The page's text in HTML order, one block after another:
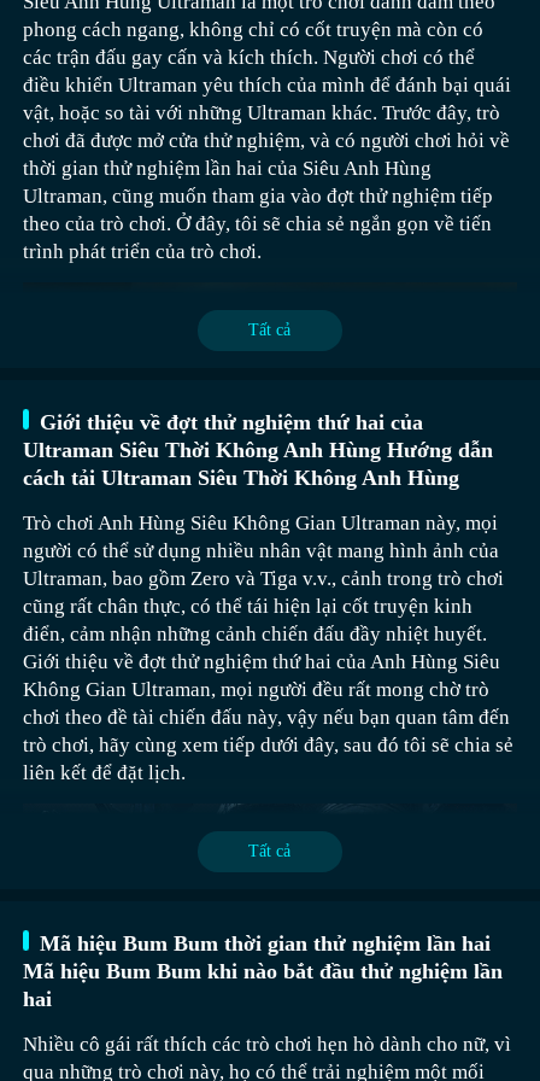
lá chắn; Leryn cũng di chuyển chậm, nhưng bền bỉ và
kiểm soát tốt, có thể chịu đựng nhiều sát thương, kỹ năng
cuối cùng rất hiệu quả đối với những con quái vật lớn;
Onagro có tốc độ di chuyển không cao, nhưng sức tấn
công tốt, kỹ năng cuối cùng có sát thương cao và thời
gian hồi chiêu ngắn, có thể bù đắp cho sát thương gây ra.
Vesper + Grimson
Vesper chuyên về tấn công từ xa, khả năng tấn công từ xa
của anh ta rất mạnh, hiệu quả trong việc dọn dẹp quân
địch nhỏ, nhưng nhược điểm là chỉ số cơ bản thấp, khả
năng duy trì sát thương không đủ; Grimson có sức tấn
công vừa phải, rất tốt khi đối mặt với quái nhỏ, sau khi
biến đổi sẽ nhận được sát thương cao và khả năng hồi
máu tốt, nhưng khi đối mặt với quái lớn, nhược điểm trở
nên rõ ràng, tổng thể tính ổn định của sát thương không
cao.
Trong thực tế, để phát huy tối đa ưu điểm của Đội Pháo
Binh, bạn có thể kết hợp với tháp phòng thủ như Súng
Thần Công Ba Nòng, Pháp Sư Tử Thần, hoặc các anh
hùng như Karathos hoặc Bohnhardt. Chọn Súng Thần
Công Ba Nòng nhằm tận dụng sức mạnh tấn công diện
Tử Thần, sử dụng quân骷髅兵一起拦截敌人，死灵法师
拦截敌人后，炮兵小队可以持续提供范围伤害。拉托或
相信大家现在已经比较清楚王国保卫战5炮兵小队强度
怎么样了吧，只要大家能够搭配好合适的防御塔和英
雄，炮兵小队所造成的群体输出绝对非常出色。这是在
很多关卡中帮助大家快速清兵的强势防御塔，一定要重
点利用起来。
Trong thực tế, để phát huy tối đa ưu điểm của Đội Pháo
Binh, bạn có thể kết hợp với tháp phòng thủ như Súng
hùng như Karathos hoặc Bohnhardt. Chọn Súng Thần
Công Ba Nòng nhằm tận dụng sức mạnh tấn công diện
rộng của nó, giúp dọn dẹp quái vật. Kết hợp với Pháp Sư
Tử Thần, sử dụng quân bộ xương do Pháp Sư Tử Thần
triệu hồi để chặn kẻ địch, sau đó Đội Pháo Binh có thể
cung cấp liên tục sát thương diện rộng. Karathos hoặc
Số lượng thành viên có thể điều chỉnh trong Đội Pháo
Binh là nhiều nhất, cho phép họ phát huy tác dụng phòng
thù. Khi các thành viên Đội Pháo Binh đạt cấp độ tối đa,
cả trong chiến đấu cận chiến và xa, DPS đều trên 21, mức
độ gây sát thương gần bằng với Cung Thủ Hoàng Gia,
khả năng chặn kẻ thù cũng ở mức trung bình, nhưng có
thể cải thiện thông qua việc nâng cấp kỹ năng chặn,
mang lại trải nghiệm về cường độ sát thương tốt hơn.
khả năng hỗ trợ của họ cũng rất mạnh, đây là kỹ năng bị
động. Kỹ năng mở rộng đội hình cho phép tăng số lượng
thành viên trong Đội Pháo Binh, là kỹ năng cốt lõi, người
chỉ cần bắn một quả đạn nổ có thể gây sát thương trong
Niru, như một người bảo vệ rừng, bao quanh bởi hơi thở
tự nhiên, hệ thống kỹ năng của cô深度融合了草木与元素
的力量，召唤出的小精灵如同森林的使者，在战场上灵
活穿梭攻击敌人，释放的毒素能悄无声息地侵蚀小股敌
军的生命力，自身周围掀起的小龙卷，既能对靠近的敌
体，绿色火焰的灼烧效果则能对范围内的敌人形成持续
压制，而树根缠绕技能不仅能减缓敌人的推进速度，还
中寸步难行。
Niru, như một người bảo vệ rừng, bao quanh bởi hơi thở
tự nhiên, hệ thống kỹ năng của cô sâu sắc kết hợp sức
mạnh của cây cỏ và nguyên tố, triệu hồi ra những tinh
linh nhỏ như sứ giả của rừng, di chuyển linh hoạt trên
chiến trường tấn công kẻ địch. Độc tố mà cô giải phóng
có thể âm thầm xâm nhập vào sinh lực của quân địch, lốc
xoáy nhỏ xung quanh cơ thể cô không chỉ gây sát thương
liên tục cho kẻ địch gần kề, mà còn giúp cô hồi phục
máu, thực hiện cả tấn công lẫn phòng thủ. Hiệu ứng thiêu
đốt của ngọn lửa xanh có thể ức chế liên tục kẻ địch trong
phạm vi, trong khi kỹ năng rễ cây quấn có thể làm chậm
tốc độ tiến quân của kẻ địch, đồng thời gây thêm sát
thương thông qua việc co rút dây leo, khiến quân địch
khó khăn trong việc di chuyển dưới sự ràng buộc của
phong cách ngang, không chỉ có cốt truyện mà còn có
các trận đấu gay cấn và kích thích. Người chơi có thể
điều khiển Ultraman yêu thích của mình để đánh bại quái
vật, hoặc so tài với những Ultraman khác. Trước đây, trò
chơi đã được mở cửa thử nghiệm, và có người chơi hỏi về
thời gian thử nghiệm lần hai của Siêu Anh Hùng
Ultraman, cũng muốn tham gia vào đợt thử nghiệm tiếp
theo của trò chơi. Ở đây, tôi sẽ chia sẻ ngắn gọn về tiến
trình phát triển của trò chơi.
【Ultraman: Siêu Anh Hùng】Đặt trước/tải xuống phiên
bản mới nhất
》》》》》#Ultraman: Siêu Anh Hùng#《《《《《
Thực tế, mọi người không cần phải quan tâm đến khi nào
sẽ có đợt thử nghiệm thứ hai, bởi vì trò chơi đã chính thức
lên lịch công chiếu vào ngày 29 tháng 7 năm 2025, rất
nhanh nữa sẽ ra mắt. Tôi khuyên bạn nên đặt trước qua
ứng dụng 9game, như vậy trước 1-2 ngày khi trò chơi ra
mắt, bạn có thể tự động tải xuống và cài đặt khách hàng,
sau đó chờ đợi cho đến khi máy chủ mở cửa.
Tất cả
Giới thiệu về đợt thử nghiệm thứ hai của
Ultraman Siêu Thời Không Anh Hùng Hướng dẫn
cách tải Ultraman Siêu Thời Không Anh Hùng
Trò chơi Anh Hùng Siêu Không Gian Ultraman này, mọi
người có thể sử dụng nhiều nhân vật mang hình ảnh của
Ultraman, bao gồm Zero và Tiga v.v., cảnh trong trò chơi
cũng rất chân thực, có thể tái hiện lại cốt truyện kinh
điển, cảm nhận những cảnh chiến đấu đầy nhiệt huyết.
Giới thiệu về đợt thử nghiệm thứ hai của Anh Hùng Siêu
Không Gian Ultraman, mọi người đều rất mong chờ trò
chơi theo đề tài chiến đấu này, vậy nếu bạn quan tâm đến
trò chơi, hãy cùng xem tiếp dưới đây, sau đó tôi sẽ chia sẻ
liên kết để đặt lịch.
Tất cả
Mã hiệu Bum Bum thời gian thử nghiệm lần hai
Mã hiệu Bum Bum khi nào bắt đầu thử nghiệm lần
hai
Nhiều cô gái rất thích các trò chơi hẹn hò dành cho nữ, vì
qua những trò chơi này, họ có thể trải nghiệm một mối